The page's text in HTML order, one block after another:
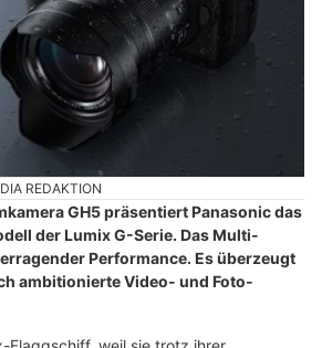
REDAKTION
GH5 präsentiert Panasonic das
der Lumix G-Serie. Das Multi-
Performance. Es überzeugt
ambitionierte Video- und Foto-